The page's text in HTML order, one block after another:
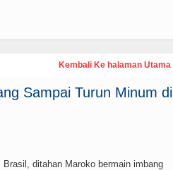
Kembali Ke halaman Utama
Sampai Turun Minum di
ditahan Maroko bermain imbang